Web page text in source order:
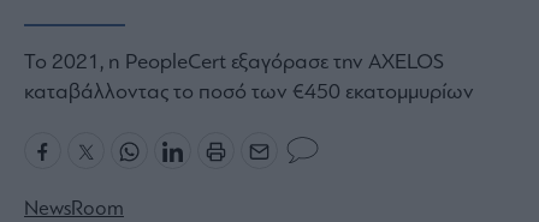
Bloomberg
Το 2021, η PeopleCert εξαγόρασε την AXELOS
καταβάλλοντας το ποσό των €450 εκατομμυρίων
NewsRoom